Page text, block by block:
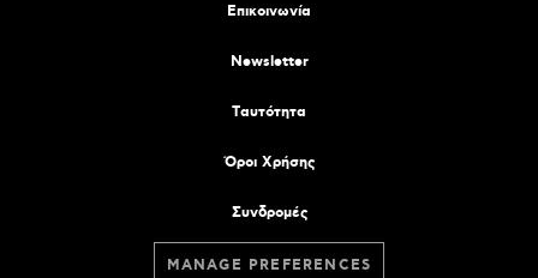
Επικοινωνία
Newsletter
Tαυτότητα
Όροι Χρήσης
Συνδρομές
MANAGE PREFERENCES